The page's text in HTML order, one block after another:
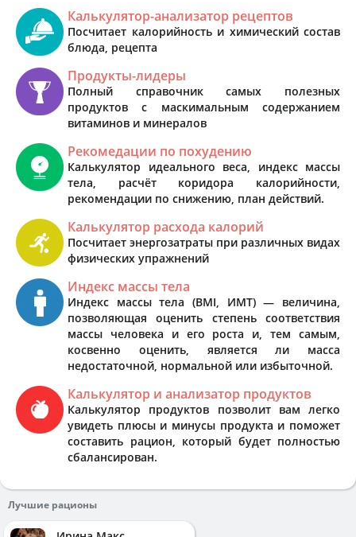
Калькулятор-анализатор рецептов
Посчитает калорийность и химический состав
блюда, рецепта
Продукты-лидеры
Полный справочник самых полезных
продуктов с маскимальным содержанием
витаминов и минералов
Рекомедации по похудению
Калькулятор идеального веса, индекс массы
тела, расчёт коридора калорийности,
рекомендации по снижению, план действий.
Калькулятор расхода калорий
Посчитает энергозатраты при различных видах
физических упражнений
Индекс массы тела
Индекс массы тела (BMI, ИМТ) — величина,
позволяющая оценить степень соответствия
массы человека и его роста и, тем самым,
косвенно оценить, является ли масса
недостаточной, нормальной или избыточной.
Калькулятор и анализатор продуктов
Калькулятор продуктов позволит вам легко
увидеть плюсы и минусы продукта и поможет
составить рацион, который будет полностью
сбалансирован.
Лучшие рационы